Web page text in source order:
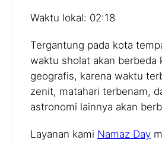
Waktu lokal: 02:18
Tergantung pada kota
waktu sholat akan berbeda
geografis, karena waktu
zenit, matahari terbenam,
astronomi lainnya akan
Layanan kami Namaz Day